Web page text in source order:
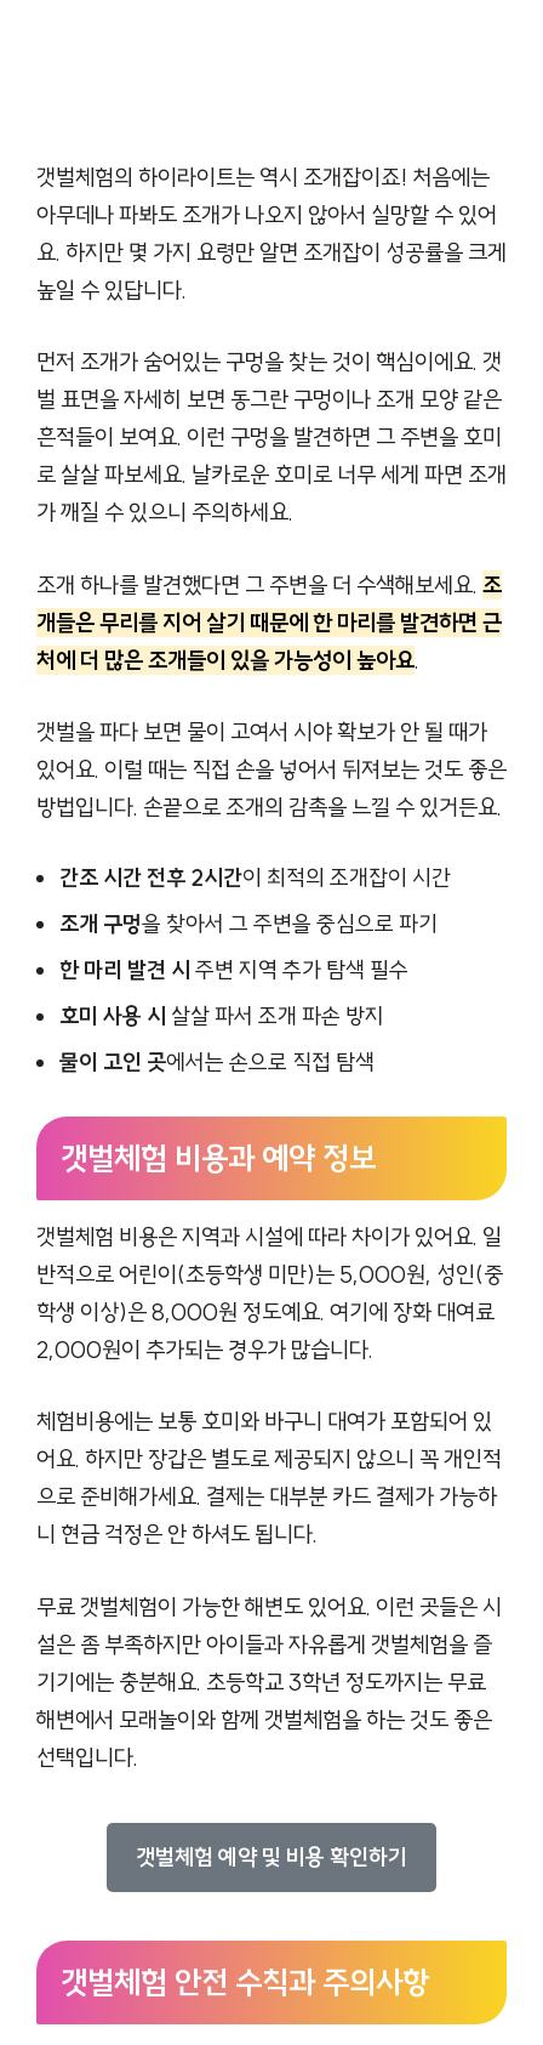
갯벌체험의 하이라이트는 역시 조개잡이죠! 처음에는
아무데나 파봐도 조개가 나오지 않아서 실망할 수 있어
요. 하지만 몇 가지 요령만 알면 조개잡이 성공률을 크게
높일 수 있답니다.
먼저 조개가 숨어있는 구멍을 찾는 것이 핵심이에요. 갯
벌 표면을 자세히 보면 동그란 구멍이나 조개 모양 같은
흔적들이 보여요. 이런 구멍을 발견하면 그 주변을 호미
로 살살 파보세요. 날카로운 호미로 너무 세게 파면 조개
가 깨질 수 있으니 주의하세요.
조개 하나를 발견했다면 그 주변을 더 수색해보세요. 조
개들은 무리를 지어 살기 때문에 한 마리를 발견하면 근
처에 더 많은 조개들이 있을 가능성이 높아요.
갯벌을 파다 보면 물이 고여서 시야 확보가 안 될 때가
있어요. 이럴 때는 직접 손을 넣어서 뒤져보는 것도 좋은
방법입니다. 손끝으로 조개의 감촉을 느낄 수 있거든요.
간조 시간 전후 2시간이 최적의 조개잡이 시간
조개 구멍을 찾아서 그 주변을 중심으로 파기
한 마리 발견 시 주변 지역 추가 탐색 필수
호미 사용 시 살살 파서 조개 파손 방지
물이 고인 곳에서는 손으로 직접 탐색
갯벌체험 비용과 예약 정보
갯벌체험 비용은 지역과 시설에 따라 차이가 있어요. 일
반적으로 어린이(초등학생 미만)는 5,000원, 성인(중
학생 이상)은 8,000원 정도예요. 여기에 장화 대여료
2,000원이 추가되는 경우가 많습니다.
체험비용에는 보통 호미와 바구니 대여가 포함되어 있
어요. 하지만 장갑은 별도로 제공되지 않으니 꼭 개인적
으로 준비해가세요. 결제는 대부분 카드 결제가 가능하
니 현금 걱정은 안 하셔도 됩니다.
무료 갯벌체험이 가능한 해변도 있어요. 이런 곳들은 시
설은 좀 부족하지만 아이들과 자유롭게 갯벌체험을 즐
기기에는 충분해요. 초등학교 3학년 정도까지는 무료
해변에서 모래놀이와 함께 갯벌체험을 하는 것도 좋은
선택입니다.
갯벌체험 예약 및 비용 확인하기
갯벌체험 안전 수칙과 주의사항